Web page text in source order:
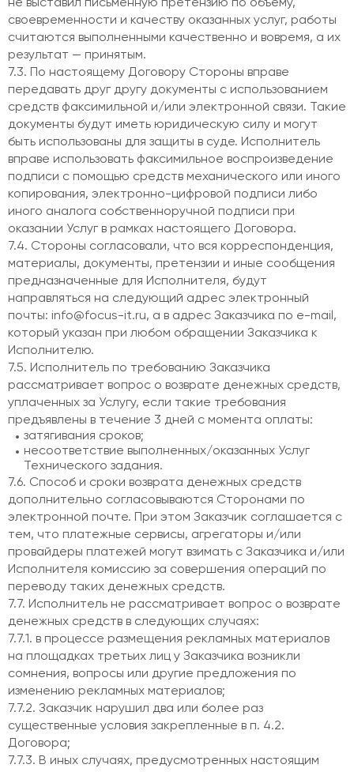
не выставил письменную претензию по объему,
своевременности и качеству оказанных услуг, работы
считаются выполненными качественно и вовремя, а их
результат — принятым.
7.3. По настоящему Договору Стороны вправе
передавать друг другу документы с использованием
средств факсимильной и/или электронной связи. Такие
документы будут иметь юридическую силу и могут
быть использованы для защиты в суде. Исполнитель
вправе использовать факсимильное воспроизведение
подписи с помощью средств механического или иного
копирования, электронно-цифровой подписи либо
иного аналога собственноручной подписи при
оказании Услуг в рамках настоящего Договора.
7.4. Стороны согласовали, что вся корреспонденция,
материалы, документы, претензии и иные сообщения
предназначенные для Исполнителя, будут
направляться на следующий адрес электронный
почты: info@focus-it.ru, а в адрес Заказчика по e-mail,
который указан при любом обращении Заказчика к
Исполнителю.
7.5. Исполнитель по требованию Заказчика
рассматривает вопрос о возврате денежных средств,
уплаченных за Услугу, если такие требования
предъявлены в течение 3 дней с момента оплаты:
затягивания сроков;
несоответствие выполненных/оказанных Услуг
Технического задания.
7.6. Способ и сроки возврата денежных средств
дополнительно согласовываются Сторонами по
электронной почте. При этом Заказчик соглашается с
тем, что платежные сервисы, агрегаторы и/или
провайдеры платежей могут взимать с Заказчика и/или
Исполнителя комиссию за совершения операций по
переводу таких денежных средств.
7.7. Исполнитель не рассматривает вопрос о возврате
денежных средств в следующих случаях:
7.7.1. в процессе размещения рекламных материалов
на площадках третьих лиц у Заказчика возникли
сомнения, вопросы или другие предложения по
изменению рекламных материалов;
7.7.2. Заказчик нарушил два или более раз
существенные условия закрепленные в п. 4.2.
Договора;
7.7.3. В иных случаях, предусмотренных настоящим